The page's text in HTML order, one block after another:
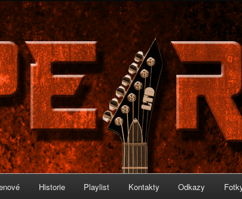
Historie Playlist Kontakty Odkazy